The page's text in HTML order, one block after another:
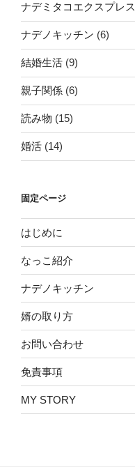
ナデミタコエクスプレス
ナデノキッチン (6)
結婚生活 (9)
親子関係 (6)
読み物 (15)
婚活 (14)
固定ページ
はじめに
なっこ紹介
ナデノキッチン
婿の取り方
お問い合わせ
免責事項
MY STORY